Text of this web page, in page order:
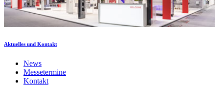
Aktuelles und Kontakt
News
Messetermine
Kontakt